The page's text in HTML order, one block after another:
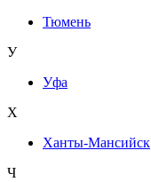
Тюмень
У
Уфа
Х
Ханты-Мансийск
Ч